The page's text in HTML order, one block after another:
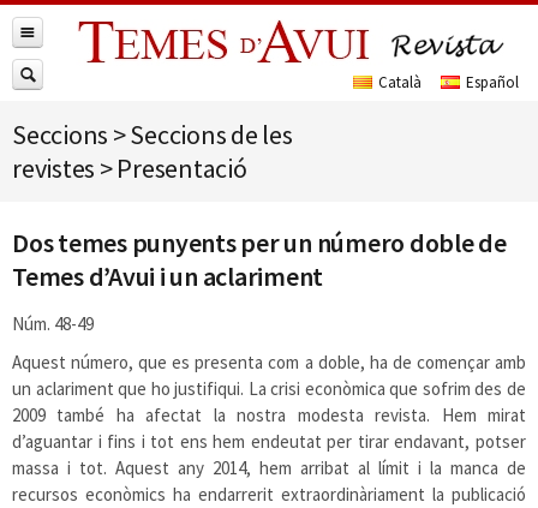
Seccions >Seccions de les
revistes >Presentació
Dos temes punyents per un número doble de
Temes d’Avui i un aclariment
Núm. 48-49
Aquest número, que es presenta com a doble, ha de començar amb
un aclariment que ho justifiqui. La crisi econòmica que sofrim des de
2009 també ha afectat la nostra modesta revista. Hem mirat
d’aguantar i fins i tot ens hem endeutat per tirar endavant, potser
massa i tot. Aquest any 2014, hem arribat al límit i la manca de
recursos econòmics ha endarrerit extraordinàriament la publicació